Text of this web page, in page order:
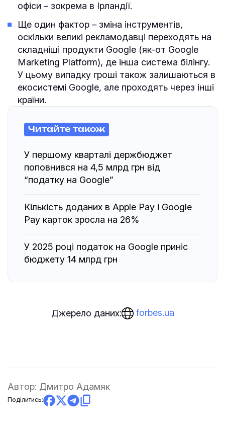
офіси – зокрема в Ірландії.
Ще один фактор – зміна інструментів,
оскільки великі рекламодавці переходять на
складніші продукти Google (як-от Google
Marketing Platform), де інша система білінгу.
У цьому випадку гроші також залишаються в
екосистемі Google, але проходять через інші
країни.
Читайте також
У першому кварталі держбюджет
поповнився на 4,5 млрд грн від
“податку на Google”
Кількість доданих в Apple Pay і Google
Pay карток зросла на 26%
У 2025 році податок на Google приніс
бюджету 14 млрд грн
Джерело даних: forbes.ua
Автор: Дмитро Адамяк
Поділитись: